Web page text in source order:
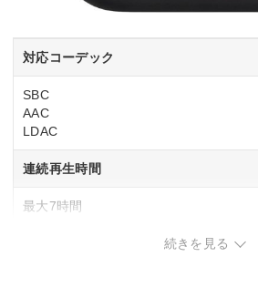
対応コーデック
SBC
AAC
LDAC
連続再生時間
最大7時間
続きを見る